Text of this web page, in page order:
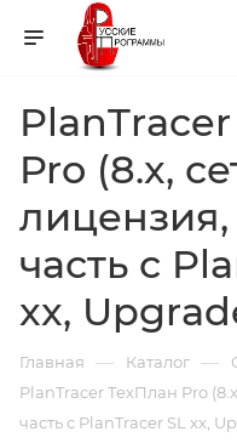
Pro (8.x,
часть с
xx,
Главная — Каталог —
PlanTracer ТехПлан Pro
часть с PlanTracer SL xx,